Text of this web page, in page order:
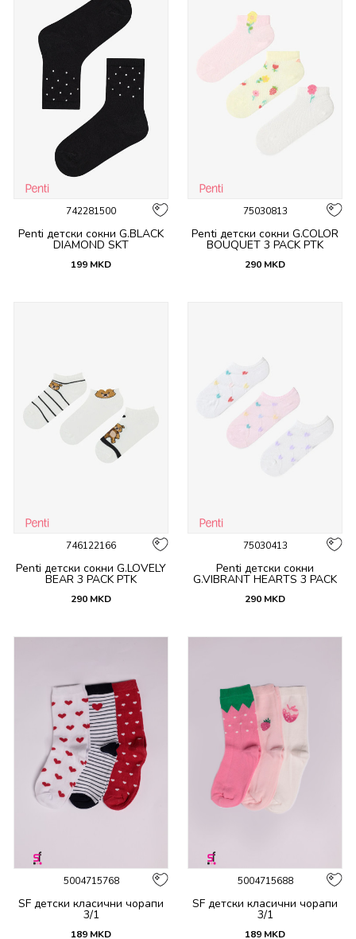
742281500
Penti детски сокни G.BLACK
DIAMOND SKT
199 MKD
75030813
Penti детски сокни G.COLOR
BOUQUET 3 PACK PTK
290 MKD
746122166
Penti детски сокни G.LOVELY
BEAR 3 PACK PTK
290 MKD
75030413
Penti детски сокни
G.VIBRANT HEARTS 3 PACK
290 MKD
5004715768
SF детски класични чорапи
3/1
189 MKD
5004715688
SF детски класични чорапи
3/1
189 MKD